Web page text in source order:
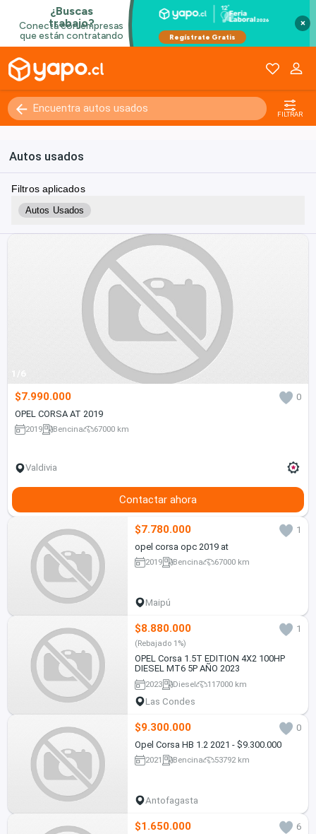
×
FILTRAR
Autos usados
Filtros aplicados
Autos Usados
1/6
$7.990.000
0
OPEL CORSA AT 2019
2019 Bencina 67000 km
Valdivia
Contactar ahora
$7.780.000
1
opel corsa opc 2019 at
2019 Bencina 67000 km
Maipú
$8.880.000 1
(Rebajado 1%)
OPEL Corsa 1.5T EDITION 4X2 100HP
DIESEL MT6 5P AÑO 2023
2023 Diesel 117000 km
Las Condes
$9.300.000
0
Opel Corsa HB 1.2 2021 - $9.300.000
2021 Bencina 53792 km
Antofagasta
$1.650.000
6